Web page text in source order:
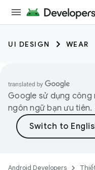
UI DESIGN WEAR
Google sử dụng công
ngôn ngữ bạn ưu tiên.
Android Developers